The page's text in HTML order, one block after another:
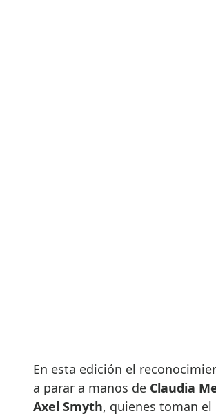
En esta edición el
a parar a manos de Claudia
Axel Smyth, quienes toman el